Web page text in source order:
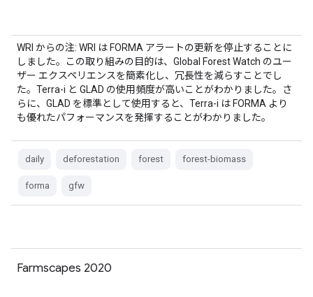
WRI からの注: WRI は FORMA アラートの更新を停止することに
しました。この取り組みの目的は、Global Forest Watch のユー
ザー エクスペリエンスを簡素化し、冗長性を減らすことでし
た。Terra-i と GLAD の使用頻度が高いことがわかりました。さ
らに、GLAD を標準として使用すると、Terra-i は FORMA より
も優れたパフォーマンスを発揮することがわかりました。
daily deforestation forest forest-biomass
forma gfw
Farmscapes 2020